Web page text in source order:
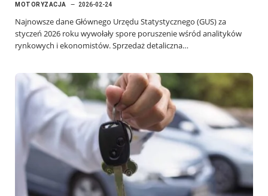
MOTORYZACJA 2026-02-24
Najnowsze dane Głównego Urzędu Statystycznego (GUS) za
styczeń 2026 roku wywołały spore poruszenie wśród analityków
rynkowych i ekonomistów. Sprzedaż detaliczna…